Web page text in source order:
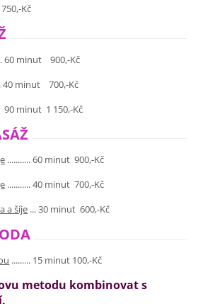
Kč
60 minut 900,-Kč
40 minut 700,-Kč
90 minut 1 150,-Kč
........... 60 minut 900,-Kč
........... 40 minut 700,-Kč
a šíje ... 30 minut 600,-Kč
......... 15 minut 100,-Kč
metodu kombinovat s